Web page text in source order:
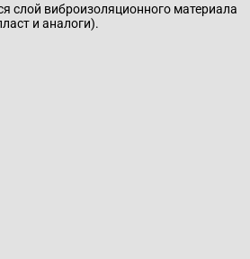
слой виброизоляционного материала
и аналоги).